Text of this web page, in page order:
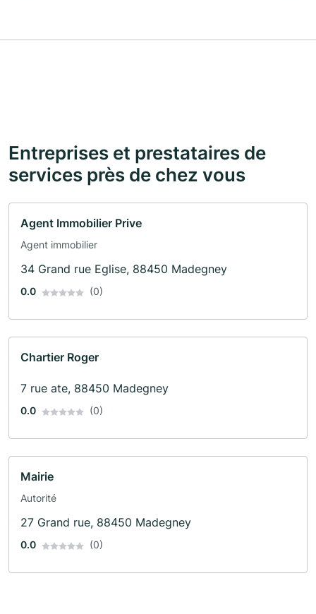
Entreprises et prestataires de
services près de chez vous
Agent Immobilier Prive
Agent immobilier
34 Grand rue Eglise, 88450 Madegney
0.0 (0)
Chartier Roger
7 rue ate, 88450 Madegney
0.0 (0)
Mairie
Autorité
27 Grand rue, 88450 Madegney
0.0 (0)